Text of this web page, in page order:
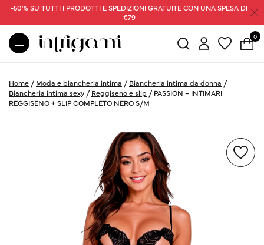
-50% SU TUTTI I PRODOTTI E SPEDIZIONI GRATUITE CON UNA SPESA DI
€79
0
Home / Moda e biancheria intima / Biancheria intima da donna /
Biancheria intima sexy / Reggiseno e slip / PASSION – INTIMARI
REGGISENO + SLIP COMPLETO NERO S/M